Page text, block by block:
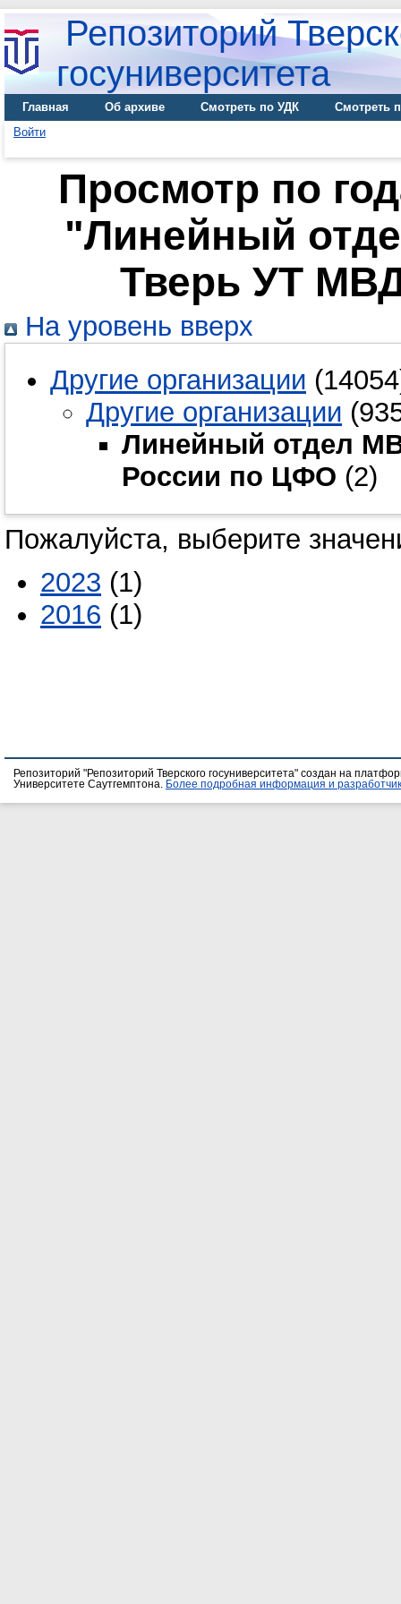
Репозиторий
госуниверситета
Главная Об архиве Смотреть по УДК
Смотреть
Войти
Просмотр по
"Линейный
Тверь УТ
На уровень вверх
Другие организации
Другие организации
Линейный отдел
России по ЦФО (2)
Пожалуйста, выберите
2023 (1)
2016 (1)
Репозиторий "Репозиторий Тверского госуниверситета" создан на
Университете Саутгемптона.
Более подробная информация и